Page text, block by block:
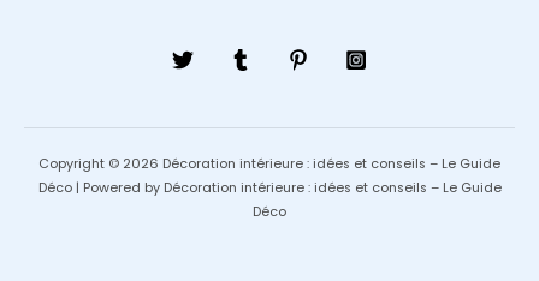
Copyright © 2026 Décoration intérieure : idées et conseils – Le Guide
Déco | Powered by Décoration intérieure : idées et conseils – Le Guide
Déco